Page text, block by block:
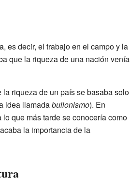
es decir, el trabajo en el campo y la
que la riqueza de una nación venía
riqueza de un país se basaba solo
idea llamadabullonismo). En
que más tarde se conocería como
la importancia de la